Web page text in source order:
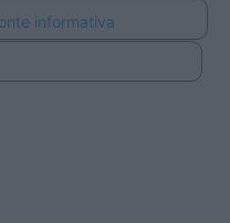
informativa